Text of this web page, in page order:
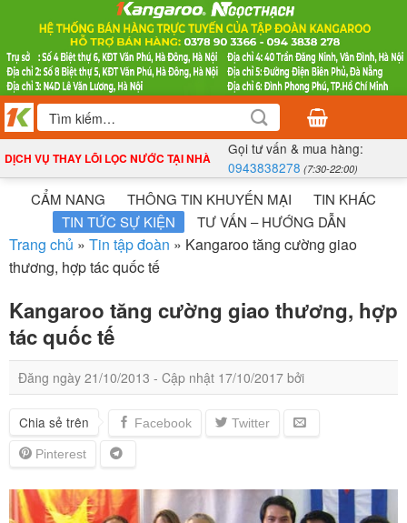
nội
dung
Tìm
kiếm:
DỊCH VỤ THAY LÕI LỌC NƯỚC TẠI NHÀ
Gọi tư vấn & mua hàng:
0943838278 (7:30-22:00)
CẨM NANG THÔNG TIN KHUYẾN MẠI
TIN KHÁC
TIN TỨC SỰ KIỆN
TƯ VẤN – HƯỚNG DẪN
Trang chủ » Tin tập đoàn » Kangaroo tăng cường giao
thương, hợp tác quốc tế
Kangaroo tăng cường giao thương, hợp
tác quốc tế
Đăng ngày 21/10/2013 - Cập nhật 17/10/2017 bởi
Chia sẻ trên